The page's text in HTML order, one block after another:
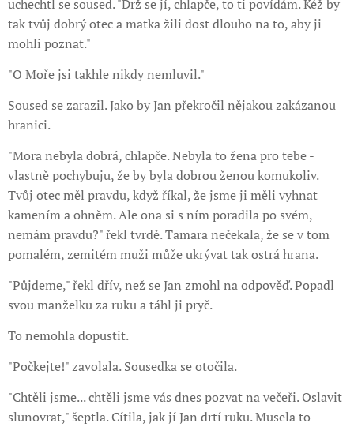
uchechtl se soused. "Drž se jí, chlapče, to ti povídám. Kéž by
tak tvůj dobrý otec a matka žili dost dlouho na to, aby ji
mohli poznat."
"O Moře jsi takhle nikdy nemluvil."
Soused se zarazil. Jako by Jan překročil nějakou zakázanou
hranici.
"Mora nebyla dobrá, chlapče. Nebyla to žena pro tebe -
vlastně pochybuju, že by byla dobrou ženou komukoliv.
Tvůj otec měl pravdu, když říkal, že jsme ji měli vyhnat
kamením a ohněm. Ale ona si s ním poradila po svém,
nemám pravdu?" řekl tvrdě. Tamara nečekala, že se v tom
pomalém, zemitém muži může ukrývat tak ostrá hrana.
"Půjdeme," řekl dřív, než se Jan zmohl na odpověď. Popadl
svou manželku za ruku a táhl ji pryč.
To nemohla dopustit.
"Počkejte!" zavolala. Sousedka se otočila.
"Chtěli jsme... chtěli jsme vás dnes pozvat na večeři. Oslavit
slunovrat," šeptla. Cítila, jak jí Jan drtí ruku. Musela to